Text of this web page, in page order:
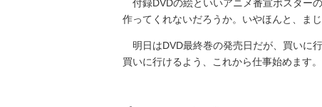
付録DVDの絵といいアニメ番宣ポスター
作ってくれないだろうか。いやほんと、まじ
明日はDVD最終巻の発売日だが、買いに
買いに行けるよう、これから仕事始めます。